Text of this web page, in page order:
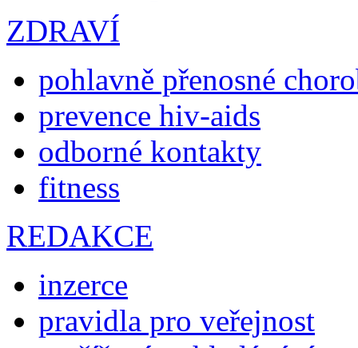
ZDRAVÍ
pohlavně přenosné
prevence hiv-aids
odborné kontakty
fitness
REDAKCE
inzerce
pravidla pro veřejnost